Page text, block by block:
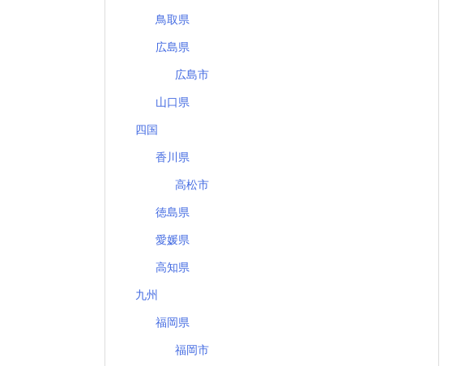
鳥取県
広島県
広島市
山口県
四国
香川県
高松市
徳島県
愛媛県
高知県
九州
福岡県
福岡市